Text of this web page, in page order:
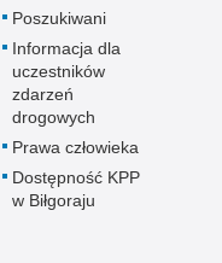
Poszukiwani
Informacja dla
uczestników
zdarzeń
drogowych
Prawa człowieka
Dostępność KPP
w Biłgoraju